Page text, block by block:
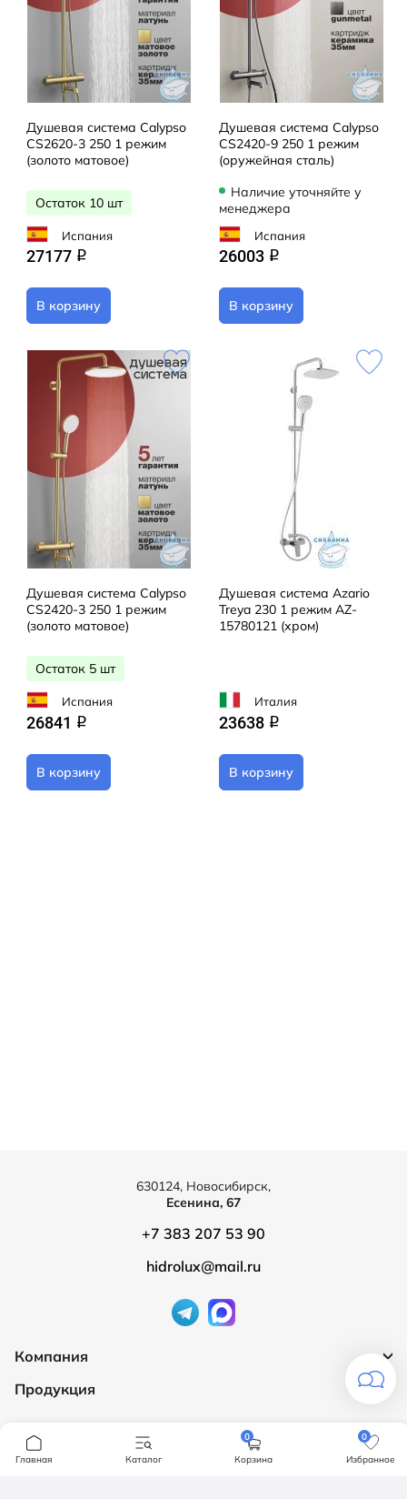
Душевая система Calypso
CS2620-3 250 1 режим
(золото матовое)
Остаток 10 шт
Испания
27177 q
В корзину
Душевая система Calypso
CS2420-9 250 1 режим
(оружейная сталь)
Наличие уточняйте у
менеджера
Испания
26003 q
В корзину
Душевая система Calypso
CS2420-3 250 1 режим
(золото матовое)
Остаток 5 шт
Испания
26841 q
В корзину
Душевая система Azario
Treya 230 1 режим AZ-
15780121 (хром)
Италия
23638 q
В корзину
Компания
О компании
Доставка и оплата
Продукция
Мебель для ванной
630124, Новосибирск,
Есенина, 67
+7 383 207 53 90
hidrolux@mail.ru
Главная Каталог
0
Корзина
0
Избранное